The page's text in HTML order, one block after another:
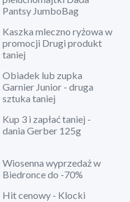
Pantsy JumboBag
Kaszka mleczno ryżowa w
promocji Drugi produkt
taniej
Obiadek lub zupka
Garnier Junior - druga
sztuka taniej
Kup 3 i zapłać taniej -
dania Gerber 125g
Wiosenna wyprzedaż w
Biedronce do -70%
Hit cenowy - Klocki